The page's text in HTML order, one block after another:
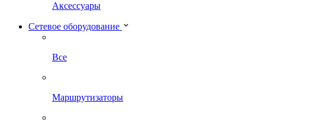
Аксессуары
Сетевое оборудование
Все
Маршрутизаторы